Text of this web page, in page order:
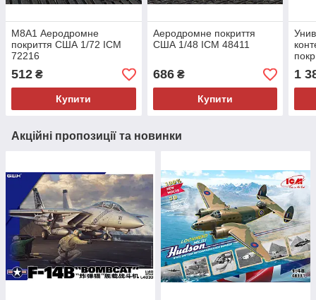
M8A1 Аеродромне
покриття США 1/72 ICM
72216
512 ₴
Купити
Аеродромне покриття
США 1/48 ICM 48411
686₴
Купити
1
Акційні пропозиції та новинки